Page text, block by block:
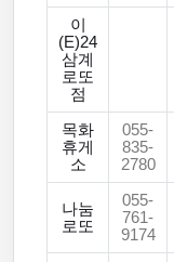
이
(E)24
삼계
로또
점
목화
휴게
소
055-
835-
2780
나눔
로또
055-
761-
9174